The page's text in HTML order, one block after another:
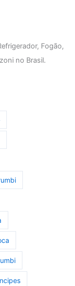
Fogão,
no Brasil.